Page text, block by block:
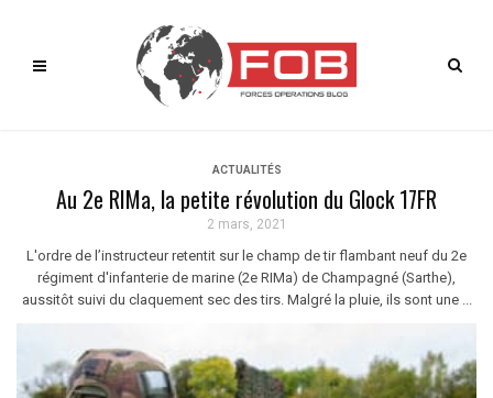
ACTUALITÉS
Au 2e RIMa, la petite révolution du Glock 17FR
2 mars, 2021
L'ordre de l’instructeur retentit sur le champ de tir flambant neuf du 2e
régiment d'infanterie de marine (2e RIMa) de Champagné (Sarthe),
aussitôt suivi du claquement sec des tirs. Malgré la pluie, ils sont une ...